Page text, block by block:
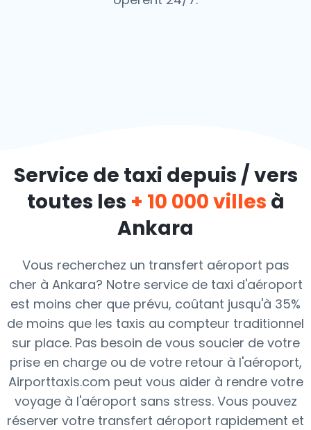
Service de taxi depuis / vers
toutes les + 10 000 villes à
Ankara
Vous recherchez un transfert aéroport pas
cher à Ankara? Notre service de taxi d'aéroport
est moins cher que prévu, coûtant jusqu'à 35%
de moins que les taxis au compteur traditionnel
sur place. Pas besoin de vous soucier de votre
prise en charge ou de votre retour à l'aéroport,
Airporttaxis.com peut vous aider à rendre votre
voyage à l'aéroport sans stress. Vous pouvez
réserver votre transfert aéroport rapidement et